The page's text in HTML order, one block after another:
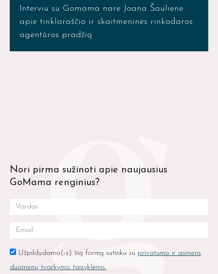
Interviu su Gomama nare Joana Šauliene
apie tinklaraščio ir skaitmeninės rinkodaros
agentūros pradžią
Nori pirma sužinoti apie naujausius
GoMama renginius?
Užpildydama(-s) šią formą sutinku su privatumo ir asmens
duomenų tvarkymo taisyklėmis.